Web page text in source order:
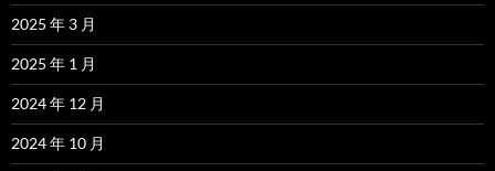
2025 年 3 月
2025 年 1 月
2024 年 12 月
2024 年 10 月